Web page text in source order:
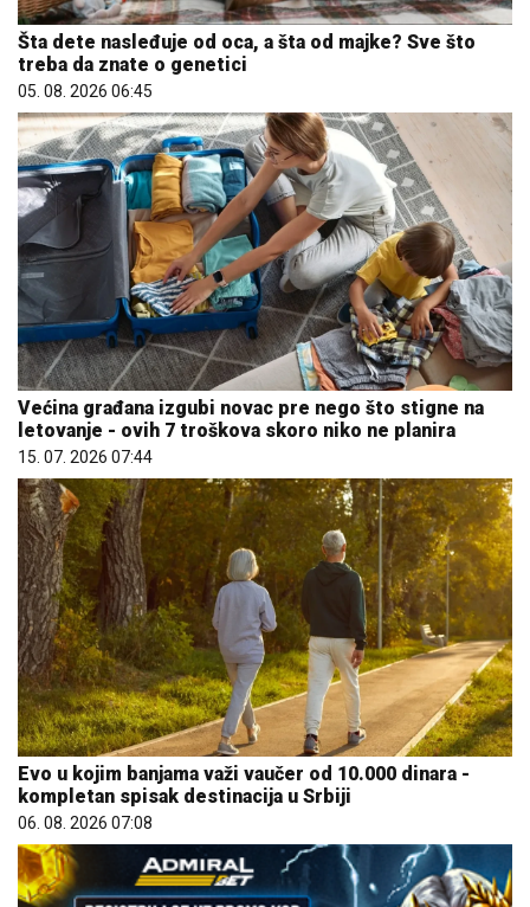
Šta dete nasleđuje od oca, a šta od majke? Sve što
treba da znate o genetici
05. 08. 2026 06:45
Većina građana izgubi novac pre nego što stigne na
letovanje - ovih 7 troškova skoro niko ne planira
15. 07. 2026 07:44
Evo u kojim banjama važi vaučer od 10.000 dinara -
kompletan spisak destinacija u Srbiji
06. 08. 2026 07:08